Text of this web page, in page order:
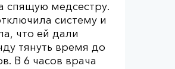
спящую медсестру.
систему и
что ей дали
тянуть время до
В 6 часов врача